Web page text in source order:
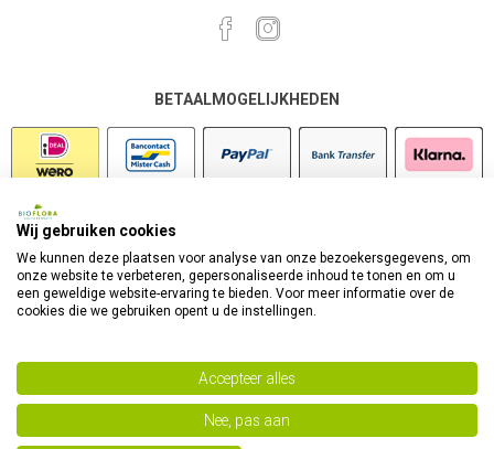
BETAALMOGELIJKHEDEN
Powered bynopCommerce
Wij gebruiken cookies
We kunnen deze plaatsen voor analyse van onze bezoekersgegevens, om
onze website te verbeteren, gepersonaliseerde inhoud te tonen en om u
een geweldige website-ervaring te bieden. Voor meer informatie over de
cookies die we gebruiken opent u de instellingen.
Accepteer alles
Nee, pas aan